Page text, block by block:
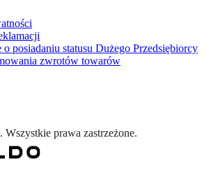
o posiadaniu statusu Dużego Przedsiębiorcy
zwrotów towarów
. Wszystkie prawa zastrzeżone.